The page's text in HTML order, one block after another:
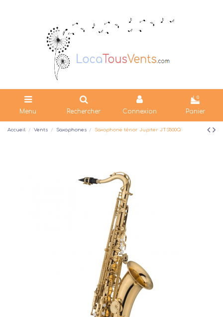
Menu Rechercher Connexion
0
Panier
Accueil Vents Saxophones Saxophone ténor Jupiter JTS500Q